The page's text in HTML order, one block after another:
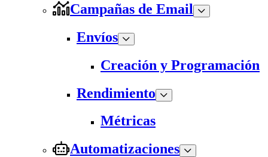
Campañas de Email
Envíos
Creación y Programación
Rendimiento
Métricas
Automatizaciones